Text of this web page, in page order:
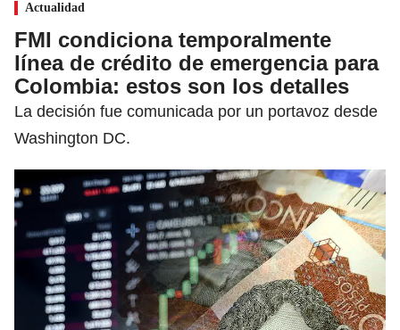
Actualidad
FMI condiciona temporalmente
línea de crédito de emergencia para
Colombia: estos son los detalles
La decisión fue comunicada por un portavoz desde
Washington DC.